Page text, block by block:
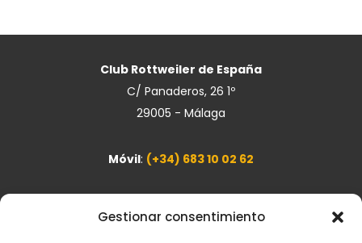
Gestionar consentimiento
Club Rottweiler de España
C/ Panaderos, 26 1º
29005 - Málaga
Móvil: (+34) 683 10 02 62